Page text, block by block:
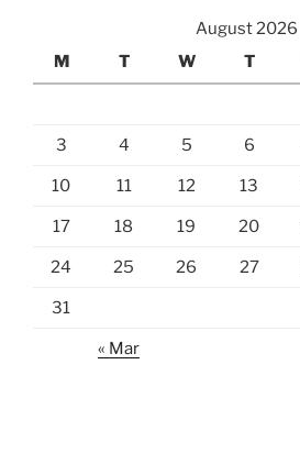
August 2026
M
T W T
3 4 5 6
10 11 12 13
17 18 19 20
24 25 26 27
31
« Mar